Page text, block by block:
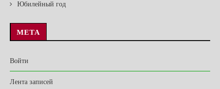
Юбилейный год
МЕТА
Войти
Лента записей